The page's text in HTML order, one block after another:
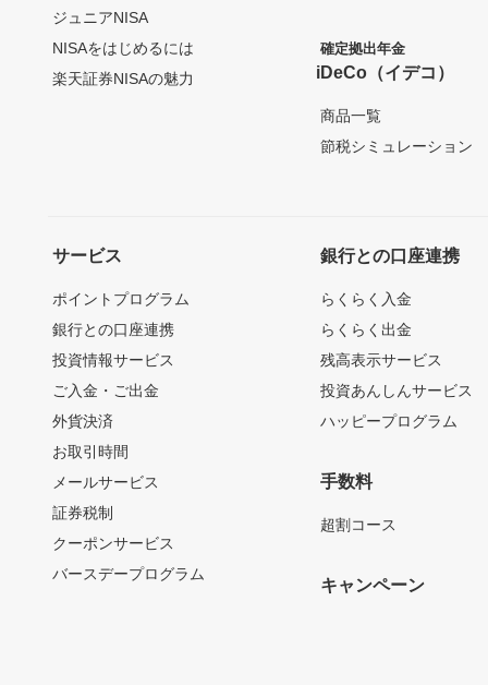
ジュニアNISA
NISAをはじめるには
楽天証券NISAの魅力
確定拠出年金
iDeCo（イデコ）
商品一覧
節税シミュレーション
サービス
ポイントプログラム
銀行との口座連携
投資情報サービス
ご入金・ご出金
外貨決済
お取引時間
メールサービス
証券税制
クーポンサービス
バースデープログラム
銀行との口座連携
らくらく入金
らくらく出金
残高表示サービス
投資あんしんサービス
ハッピープログラム
手数料
超割コース
キャンペーン